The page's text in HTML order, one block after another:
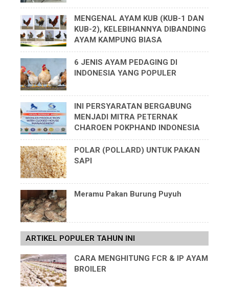
MENGENAL AYAM KUB (KUB-1 DAN
KUB-2), KELEBIHANNYA DIBANDING
AYAM KAMPUNG BIASA
6 JENIS AYAM PEDAGING DI
INDONESIA YANG POPULER
INI PERSYARATAN BERGABUNG
MENJADI MITRA PETERNAK
CHAROEN POKPHAND INDONESIA
POLAR (POLLARD) UNTUK PAKAN
SAPI
Meramu Pakan Burung Puyuh
ARTIKEL POPULER TAHUN INI
CARA MENGHITUNG FCR & IP AYAM
BROILER